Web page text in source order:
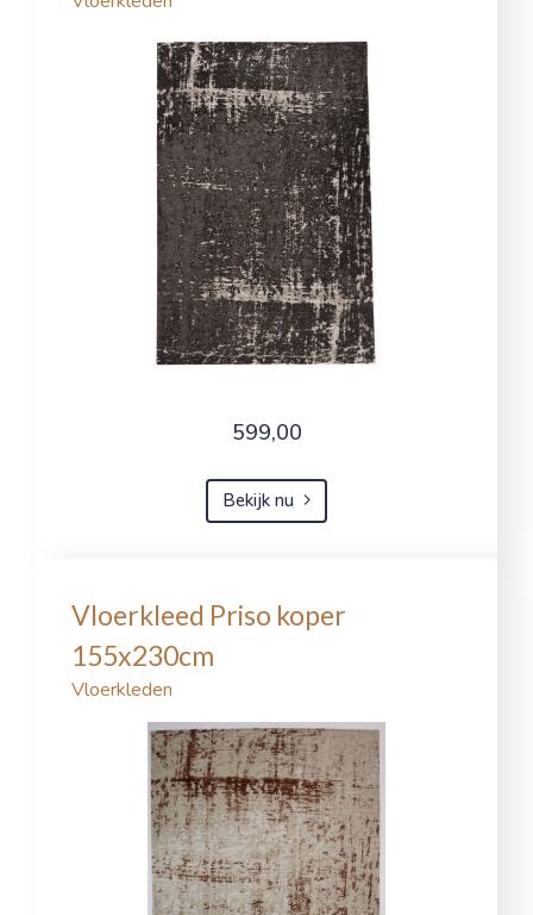
599,00
Bekijk nu
Vloerkleed Priso koper
155x230cm
Vloerkleden